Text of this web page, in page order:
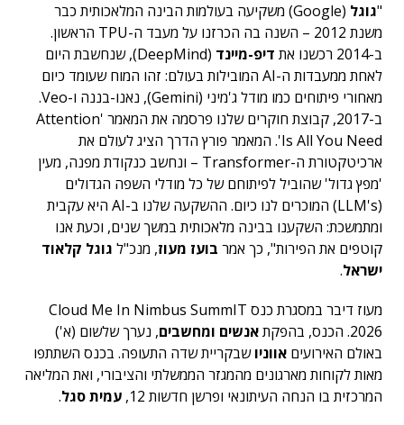
"גוגל
(Google) משקיעה בעולמות הבינה המלאכותית כבר
משנת 2012 – השנה בה הכרזנו על מעבד ה-TPU הראשון.
ב-2014 רכשנו את
דיפ-מיינד
(DeepMind), שנחשבת היום
לאחת ממעבדות ה-AI המובילות בעולם: זהו המוח שעומד כיום
מאחורי פיתוחים כמו מודל ג'מיני (Gemini), נאנו-בננה ו-Veo.
ב-2017, קבוצת חוקרים שלנו פרסמה את המאמר 'Attention
Is All You Need'. המאמר פורץ הדרך הציג לעולם את
ארכיטקטורת ה-Transformer – ונחשב כנקודת מפנה, מעין
'מפץ גדול' שהוביל לפיתוחם של כל מודלי השפה הגדולים
(LLM's) המוכרים לנו כיום. ההשקעה שלנו ב-AI היא עקבית
ומתמשכת: השקענו בבינה מלאכותית במשך שנים, וכעת אנו
קוטפים את הפירות", כך אמר בועז מעוז, מנכ"ל גוגל קלאוד
ישראל.
מעוז דיבר במסגרת כנס Cloud Me In Nimbus SummIT
2026. הכנס, בהפקת
אנשים ומחשבים, נערך שלשום (א')
באולם האירועים אווניושבקריית שדה התעופה. בכנס השתתפו
מאות לקוחות מארגונים מהמגזר הממשלתי והציבורי, ואת המליאה
המרכזית בו הנחה העיתונאי ופרשן חדשות 12,
עמית סגל.